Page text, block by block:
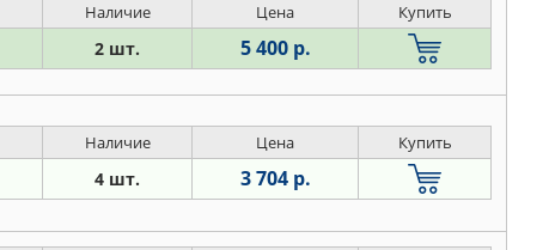
Наличие Цена Купить
2 шт. 5 400 р.
Наличие Цена Купить
4 шт. 3 704 р.